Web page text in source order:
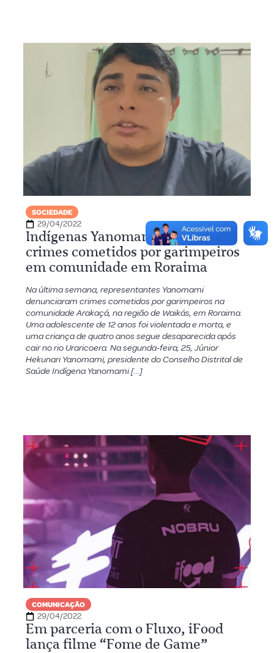
SOCIEDADE
29/04/2022
Indígenas Yanomami denunciam
crimes cometidos por garimpeiros
em comunidade em Roraima
Na última semana, representantes Yanomami
denunciaram crimes cometidos por garimpeiros na
comunidade Arakaçá, na região de Waikás, em Roraima.
Uma adolescente de 12 anos foi violentada e morta, e
uma criança de quatro anos segue desaparecida após
cair no rio Uraricoera. Na segunda-feira, 25, Júnior
Hekunari Yanomami, presidente do Conselho Distrital de
Saúde Indígena Yanomami […]
COMUNICAÇÃO
29/04/2022
Em parceria com o Fluxo, iFood
lança filme “Fome de Game”